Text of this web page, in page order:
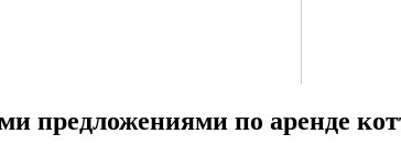
предложениями по аренде